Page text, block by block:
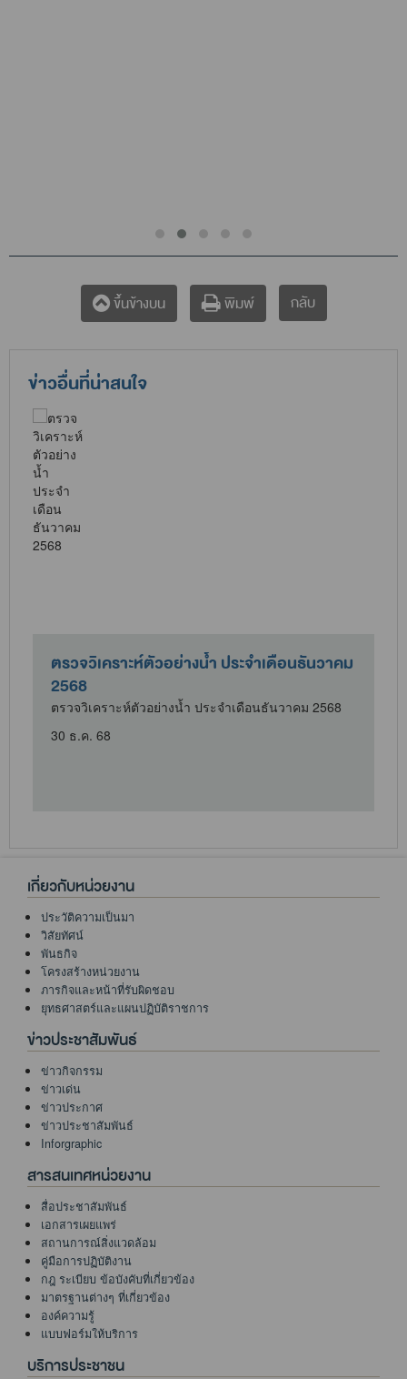
ขึ้นข้างบน พิมพ์ กลับ
ข่าวอื่นที่น่าสนใจ
ตรวจวิเคราะห์ตัวอย่างน้ำ ประจำเดือนธันวาคม
2568
ตรวจวิเคราะห์ตัวอย่างน้ำ ประจำเดือนธันวาคม 2568
30 ธ.ค. 68
เกี่ยวกับหน่วยงาน
ประวัติความเป็นมา
วิสัยทัศน์
พันธกิจ
โครงสร้างหน่วยงาน
ภารกิจและหน้าที่รับผิดชอบ
ยุทธศาสตร์และแผนปฏิบัติราชการ
ข่าวประชาสัมพันธ์
ข่าวกิจกรรม
ข่าวเด่น
ข่าวประกาศ
ข่าวประชาสัมพันธ์
Inforgraphic
สารสนเทศหน่วยงาน
สื่อประชาสัมพันธ์
เอกสารเผยแพร่
สถานการณ์สิ่งแวดล้อม
คู่มือการปฏิบัติงาน
กฎ ระเบียบ ข้อบังคับที่เกี่ยวข้อง
มาตรฐานต่างๆ ที่เกี่ยวข้อง
องค์ความรู้
แบบฟอร์มให้บริการ
บริการประชาชน